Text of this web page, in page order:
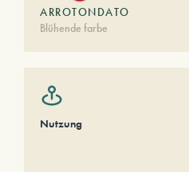
ARROTONDATO
Blühende farbe
Nutzung